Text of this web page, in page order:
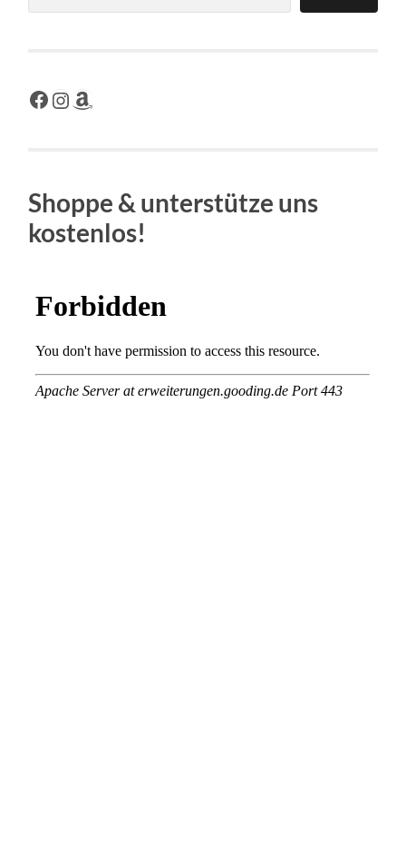
Facebook
Instagram
Amazon
Shoppe & unterstütze uns
kostenlos!